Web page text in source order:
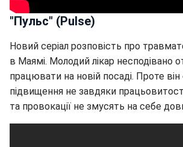
"Пульс" (Pulse)
Новий серіал розповість про
в Маямі. Молодий лікар несподівано
працювати на новій посаді. Проте
підвищення не завдяки
та провокації не змусять на себе